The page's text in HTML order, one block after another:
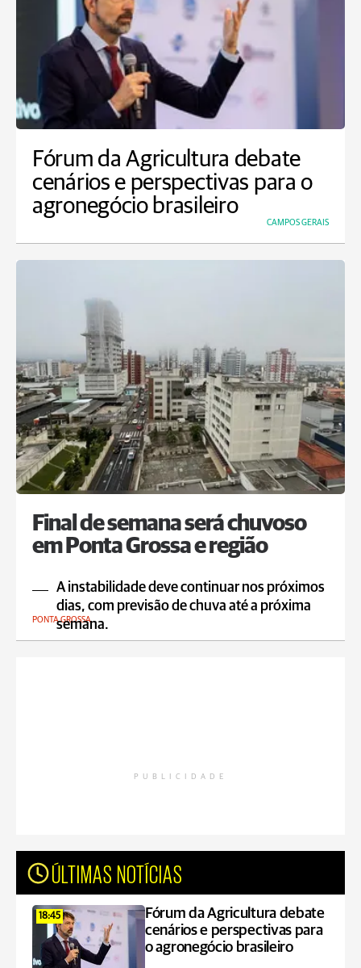
Fórum da Agricultura debate
cenários e perspectivas para o
agronegócio brasileiro
CAMPOS GERAIS
Final de semana será chuvoso
em Ponta Grossa e região
A instabilidade deve continuar nos próximos
dias, com previsão de chuva até a próxima
semana.
PONTA GROSSA
PUBLICIDADE
ÚLTIMAS NOTÍCIAS
18:45
Fórum da Agricultura debate
cenários e perspectivas para
o agronegócio brasileiro